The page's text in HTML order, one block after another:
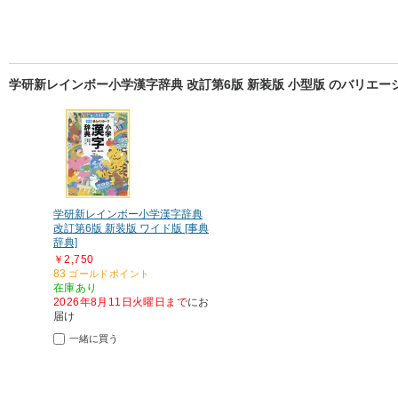
学研新レインボー小学漢字辞典 改訂第6版 新装版 小型版 のバリエー
一緒に買う
学研新レインボー小学漢字辞典
改訂第6版 新装版 ワイド版 [事典
辞典]
￥2,750
83 ゴールドポイント
在庫あり
2026年8月11日火曜日までにお
届け